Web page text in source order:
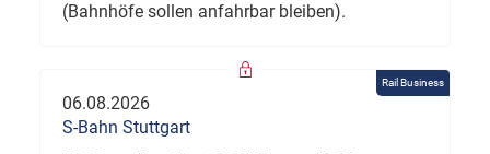
(Bahnhöfe sollen anfahrbar bleiben).
Rail Business
06.08.2026
S-Bahn Stuttgart